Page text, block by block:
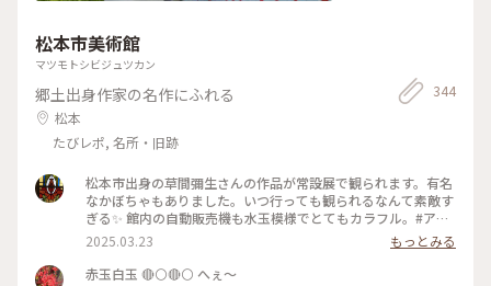
松本市美術館
マツモトシビジュツカン
郷土出身作家の名作にふれる
松本
たびレポ, 名所・旧跡
344
松本市出身の草間彌生さんの作品が常設展で観られます。有名
なかぼちゃもありました。いつ行っても観られるなんて素敵す
ぎる✨ 館内の自動販売機も水玉模様でとてもカラフル。#アー
トな景色#美術館
2025.03.23
もっとみる
赤玉白玉 🔴⚪🔴⚪ へぇ～